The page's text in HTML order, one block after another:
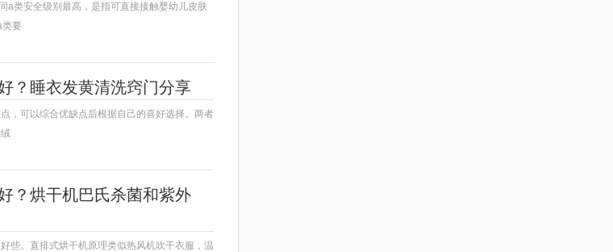
a类安全级别最高，是指可直接接触婴幼儿皮肤
要
？睡衣发黄清洗窍门分享
，可以综合优缺点后根据自己的喜好选择。两者
？烘干机巴氏杀菌和紫外
些。直排式烘干机原理类似热风机吹干衣服，温